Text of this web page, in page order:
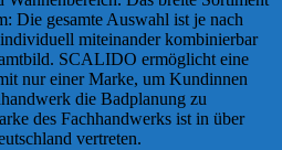
Die gesamte Auswahl ist je nach
miteinander kombinierbar
SCALIDO ermöglicht eine
nur einer Marke, um Kundinnen
die Badplanung zu
des Fachhandwerks ist in über
vertreten.